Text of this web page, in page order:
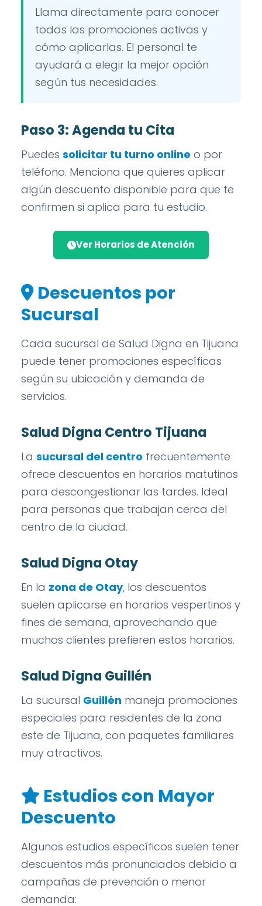
Llama directamente para conocer
todas las promociones activas y
cómo aplicarlas. El personal te
ayudará a elegir la mejor opción
según tus necesidades.
Paso 3: Agenda tu Cita
Puedes solicitar tu turno online o por
teléfono. Menciona que quieres aplicar
algún descuento disponible para que te
confirmen si aplica para tu estudio.
Ver Horarios de Atención
Descuentos por
Sucursal
Cada sucursal de Salud Digna en Tijuana
puede tener promociones específicas
según su ubicación y demanda de
servicios.
Salud Digna Centro Tijuana
La sucursal del centro frecuentemente
ofrece descuentos en horarios matutinos
para descongestionar las tardes. Ideal
para personas que trabajan cerca del
centro de la ciudad.
Salud Digna Otay
En la zona de Otay, los descuentos
suelen aplicarse en horarios vespertinos y
fines de semana, aprovechando que
muchos clientes prefieren estos horarios.
Salud Digna Guillén
La sucursal Guillén maneja promociones
especiales para residentes de la zona
este de Tijuana, con paquetes familiares
muy atractivos.
Estudios con Mayor
Descuento
Algunos estudios específicos suelen tener
descuentos más pronunciados debido a
campañas de prevención o menor
demanda: